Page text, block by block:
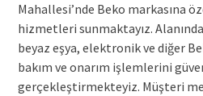
Mahallesi’nde Beko markasına
hizmetleri sunmaktayız.
beyaz eşya, elektronik ve diğer
bakım ve onarım işlemlerini
gerçekleştirmekteyiz. Müşteri